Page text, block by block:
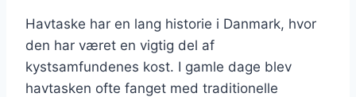
Havtaske har en lang historie i Danmark, hvor
den har været en vigtig del af
kystsamfundenes kost. I gamle dage blev
havtasken ofte fanget med traditionelle